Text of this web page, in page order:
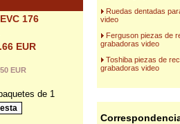
176
EUR
EUR
de 1
Ruedas dentadas
video
Ferguson piezas de
grabadoras video
Toshiba piezas de
grabadoras video